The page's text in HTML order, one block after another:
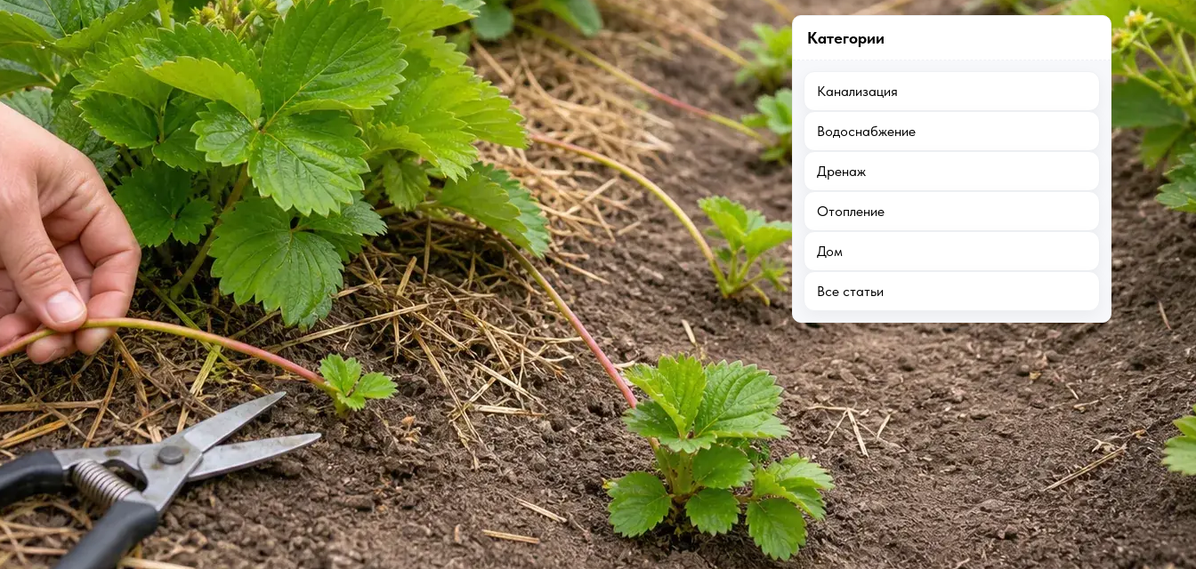
Категории
Канализация
Водоснабжение
Дренаж
Отопление
Дом
Все статьи